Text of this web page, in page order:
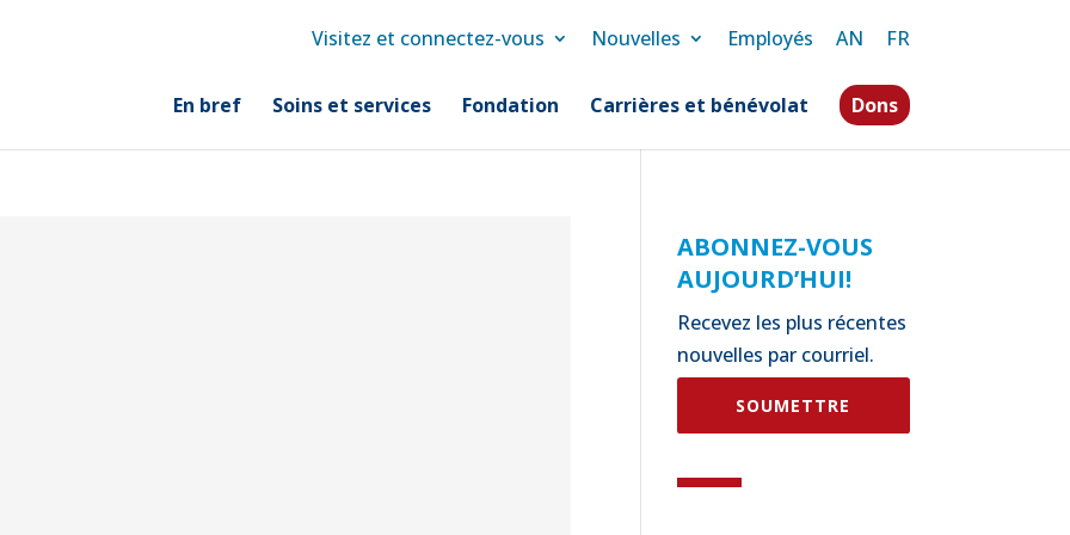
Visitez et connectez-vous Nouvelles Employés AN FR
En bref Soins et services Fondation Carrières et bénévolat Dons
ABONNEZ-VOUS
AUJOURD’HUI!
Recevez les plus récentes
nouvelles par courriel.
SOUMETTRE